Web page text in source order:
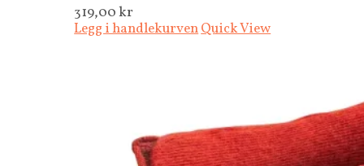
319,00kr
Legg i handlekurvenQuick View